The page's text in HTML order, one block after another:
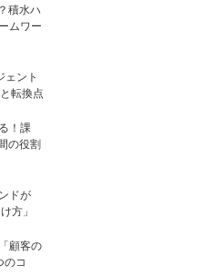
積水ハ
ムワー
ェント
転換点
！課
の役割
ドが
方」
顧客の
のコ